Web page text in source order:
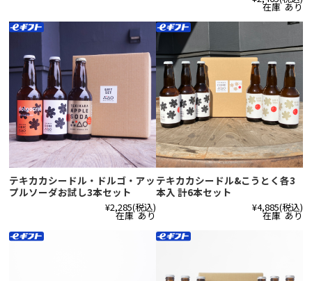
在庫 あり
テキカカシードル・ドルゴ・アッ
プルソーダお試し3本セット
¥2,285(税込)
在庫 あり
テキカカシードル&こうとく各3
本入 計6本セット
¥4,885(税込)
在庫 あり